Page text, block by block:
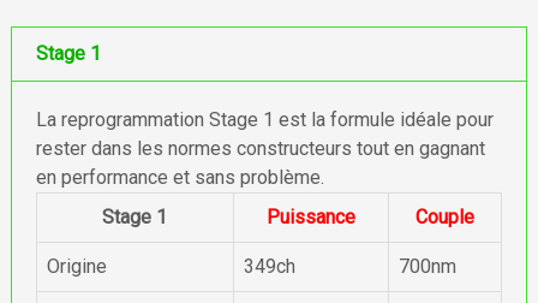
Stage 1
La reprogrammation Stage 1 est la formule idéale pour
rester dans les normes constructeurs tout en gagnant
en performance et sans problème.
Stage 1
Puissance Couple
Origine 349ch 700nm